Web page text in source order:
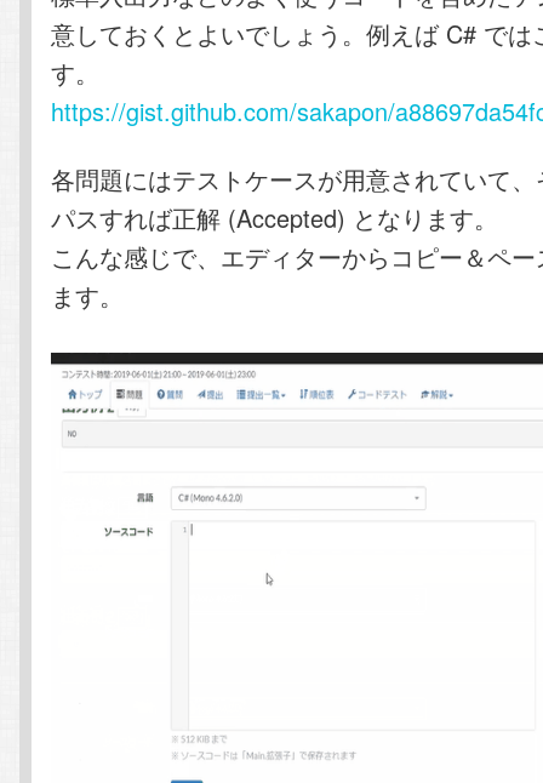
意しておくとよいでしょう。例えば C# では
す。
https://gist.github.com/sakapon/
各問題にはテストケースが用意されていて
パスすれば正解 (Accepted) となります。
こんな感じで、エディターからコピー＆ペ
ます。